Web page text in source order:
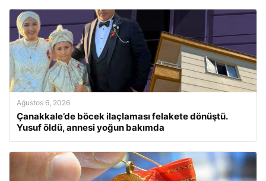
Ağustos 6, 2026
Çanakkale’de böcek ilaçlaması felakete dönüştü.
Yusuf öldü, annesi yoğun bakımda